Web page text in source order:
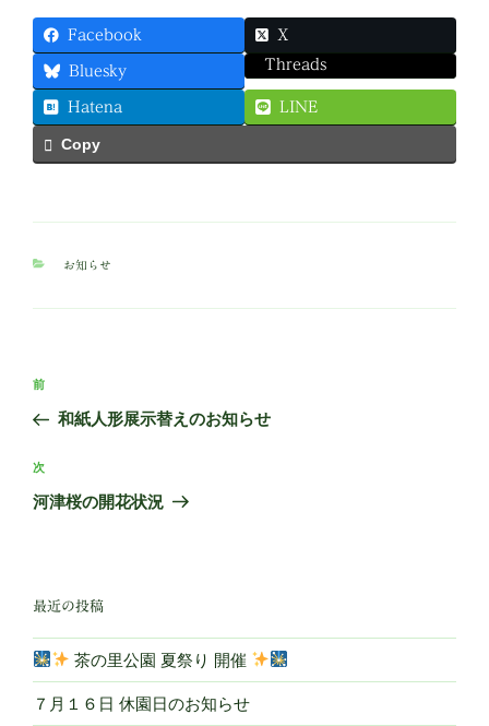
Facebook X
Bluesky Threads
Hatena LINE
Copy
カ
お知らせ
投
ビ
ゲ
ン
前
の
稿
前
和紙人形展示替えのお知らせ
次
の
次
河津桜の開花状況
最近の投稿
茶の里公園 夏祭り 開催
７月１６日 休園日のお知らせ